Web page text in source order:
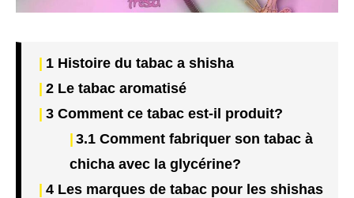
1Histoire du tabac a shisha
2Le tabac aromatisé
3Comment ce tabac est-il produit?
3.1 Comment fabriquer son tabac à
chicha avec la glycérine?
4Les marques de tabac pour les shishas